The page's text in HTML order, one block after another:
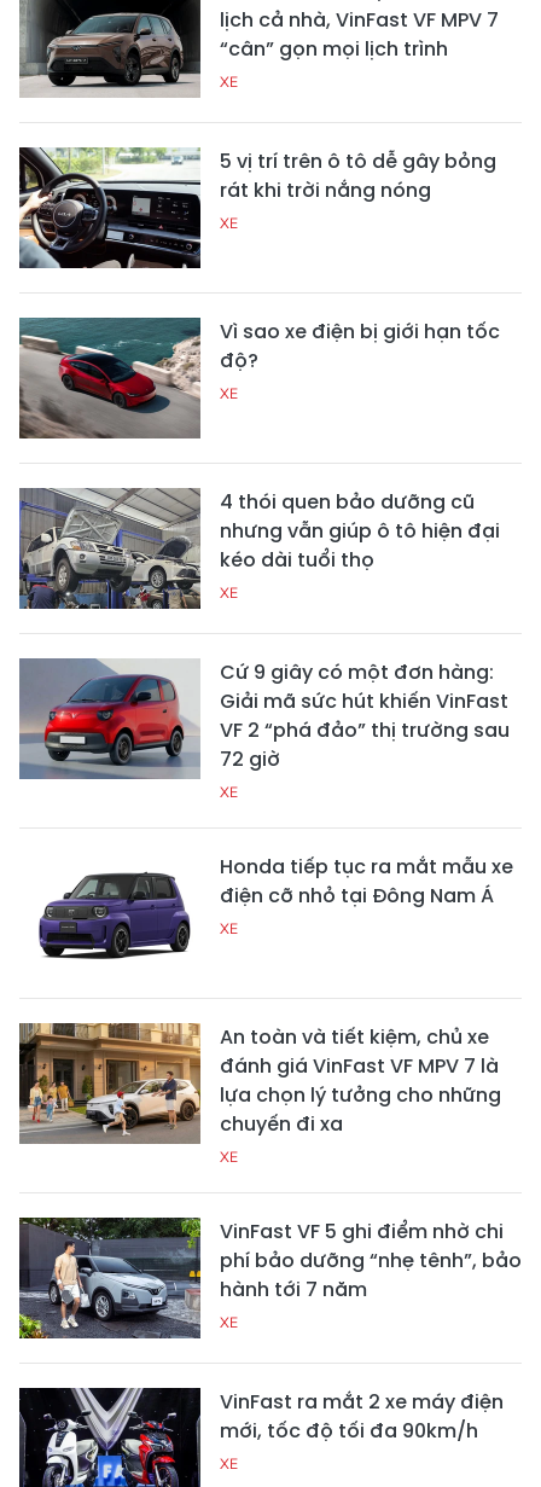
lịch cả nhà, VinFast VF MPV 7
“cân” gọn mọi lịch trình
XE
5 vị trí trên ô tô dễ gây bỏng
rát khi trời nắng nóng
XE
Vì sao xe điện bị giới hạn tốc
độ?
XE
4 thói quen bảo dưỡng cũ
nhưng vẫn giúp ô tô hiện đại
kéo dài tuổi thọ
XE
Cứ 9 giây có một đơn hàng:
Giải mã sức hút khiến VinFast
VF 2 “phá đảo” thị trường sau
72 giờ
XE
Honda tiếp tục ra mắt mẫu xe
điện cỡ nhỏ tại Đông Nam Á
XE
An toàn và tiết kiệm, chủ xe
đánh giá VinFast VF MPV 7 là
lựa chọn lý tưởng cho những
chuyến đi xa
XE
VinFast VF 5 ghi điểm nhờ chi
phí bảo dưỡng “nhẹ tênh”, bảo
hành tới 7 năm
XE
VinFast ra mắt 2 xe máy điện
mới, tốc độ tối đa 90km/h
XE